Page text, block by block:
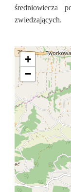
średniowiecza
zwiedzających.
+
−